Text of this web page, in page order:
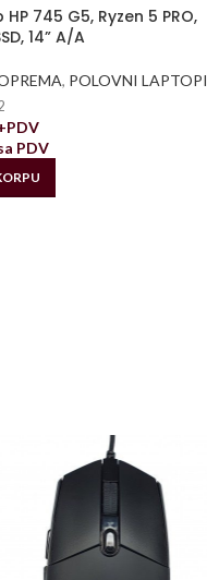
HP 745 G5, Ryzen 5 PRO,
14” A/A
, POLOVNI LAPTOPI
PDV